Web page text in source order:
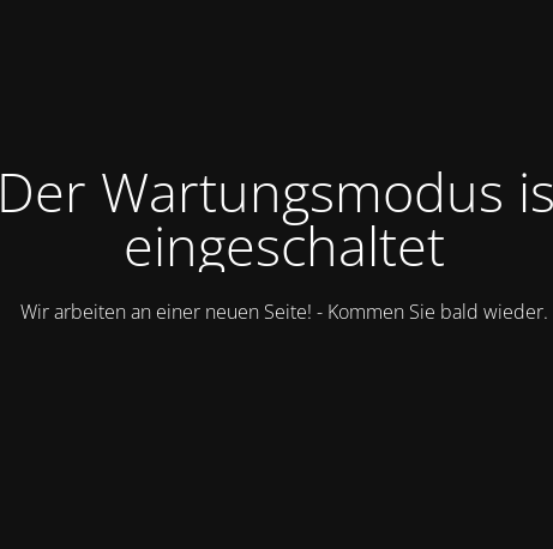
Der Wartungsmodus
eingeschaltet
Wir arbeiten an einer neuen Seite! - Kommen Sie bald wieder.